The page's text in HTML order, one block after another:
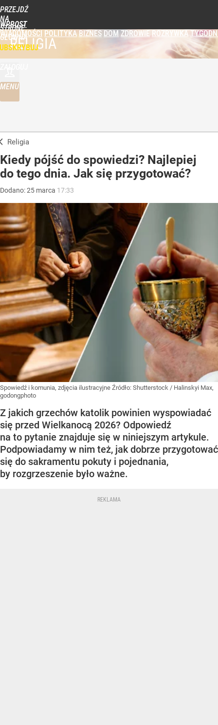
PRZEJDŹ
NA
STRONĘ
GŁÓWNĄ
WPROST
WIADOMOŚCI POLITYKA BIZNES DOM ZDROWIE ROZRYWKA
MENU
RELIGIA
Religia
Kiedy pójść do spowiedzi? Najlepiej
do tego dnia. Jak się przygotować?
Dodano:25 marca 17:33
Spowiedź i komunia, zdjęcia ilustracyjne Źródło: Shutterstock / Halinskyi Max,
godongphoto
Z jakich grzechów katolik powinien wyspowiadać
się przed Wielkanocą 2026? Odpowiedź
na to pytanie znajduje się w niniejszym artykule.
Podpowiadamy w nim też, jak dobrze przygotować
się do sakramentu pokuty i pojednania,
by rozgrzeszenie było ważne.